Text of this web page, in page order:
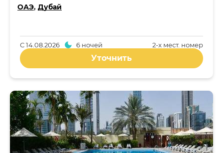
ОАЭ, Дубай
2-x мест. номер
С14.08.2026 6 ночей
Уточнить